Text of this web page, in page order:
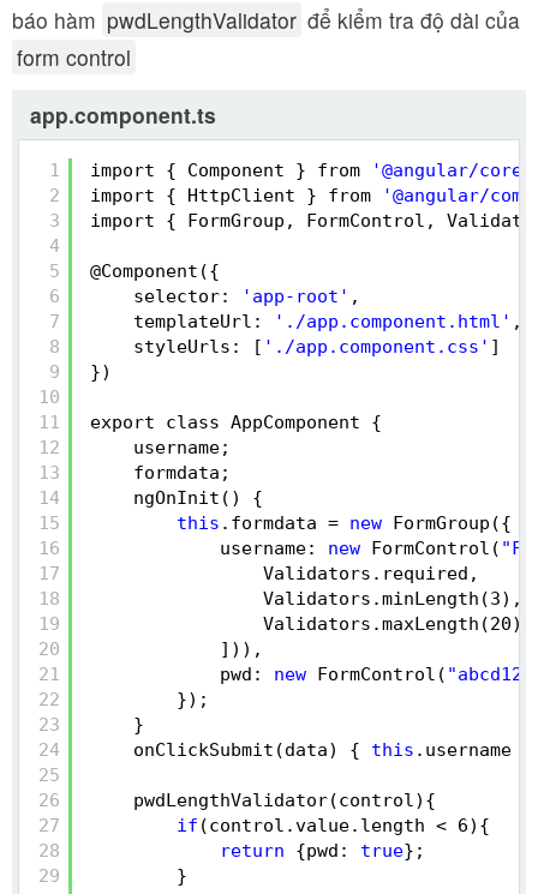
báo hàm pwdLengthValidator để kiểm tra độ dài của
form control
app.component.ts
1
2
3
4
5
6
7
8
9
10
11
12
13
14
15
16
17
18
19
20
21
22
23
24
25
26
27
28
29
import { Component } from '@angular/core'
import { HttpClient } from
'@angular/
import { FormGroup, FormControl,
@Component({
selector:
'app-root' ,
templateUrl:
'./app.component.html' ,
styleUrls: [ './app.component.css' ]
})
export class AppComponent {
username;
formdata;
ngOnInit() {
this .formdata = new FormGroup({
username: new FormControl(
Validators.required,
Validators.minLength(3),
Validators.maxLength(20)
])),
pwd: new FormControl(
});
}
onClickSubmit(data) { this .username
pwdLengthValidator(control){
if (control.value.length < 6){
return
{pwd: true};
}